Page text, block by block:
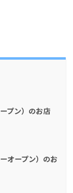
プン）のお店
オープン）のお